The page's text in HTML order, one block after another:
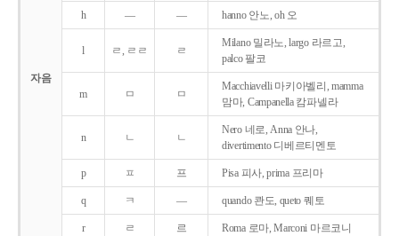
자음
h ― ― hanno 안노, oh 오
l ㄹ, ㄹㄹ ㄹ
Milano 밀라노, largo 라르고,
palco 팔코
m ㅁ ㅁ
Macchiavelli 마키아벨리, mamma
맘마, Campanella 캄파넬라
n ㄴ ㄴ
Nero 네로, Anna 안나,
divertimento 디베르티멘토
p ㅍ 프 Pisa 피사, prima 프리마
q ㅋ ― quando 콴도, queto 퀘토
r ㄹ 르 Roma 로마, Marconi 마르코니